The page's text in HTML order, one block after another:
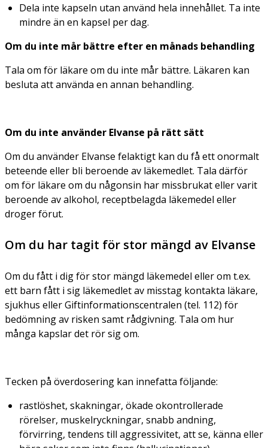
Dela inte kapseln utan använd hela innehållet. Ta inte
mindre än en kapsel per dag.
Om du inte mår bättre efter en månads behandling
Tala om för läkare om du inte mår bättre. Läkaren kan
besluta att använda en annan behandling.
Om du inte använder Elvanse på rätt sätt
Om du använder Elvanse felaktigt kan du få ett onormalt
beteende eller bli beroende av läkemedlet. Tala därför
om för läkare om du någonsin har missbrukat eller varit
beroende av alkohol, receptbelagda läkemedel eller
droger förut.
Om du har tagit för stor mängd av Elvanse
Om du fått i dig för stor mängd läkemedel eller om t.ex.
ett barn fått i sig läkemedlet av misstag kontakta läkare,
sjukhus eller Giftinformationscentralen (tel. 112) för
bedömning av risken samt rådgivning. Tala om hur
många kapslar det rör sig om.
Tecken på överdosering kan innefatta följande:
rastlöshet, skakningar, ökade okontrollerade
rörelser, muskelryckningar, snabb andning,
förvirring, tendens till aggressivitet, att se, känna eller